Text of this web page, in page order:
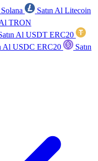
Satın Al Litecoin
Al TRON
Al USDT ERC20
Al USDC ERC20
Satın